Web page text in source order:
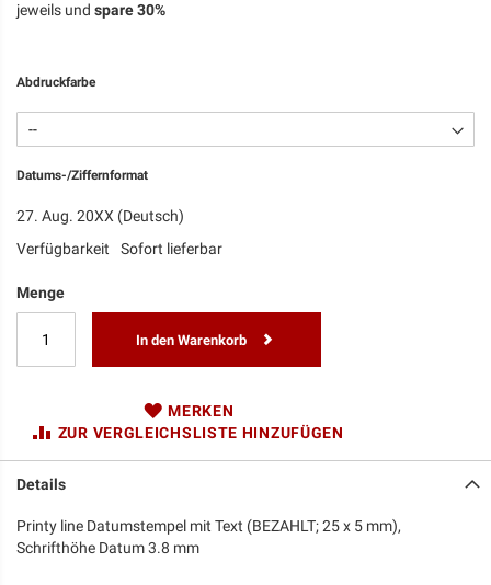
jeweils und spare30%
Abdruckfarbe
Datums-/Ziffernformat
27. Aug. 20XX (Deutsch)
Verfügbarkeit
Sofort lieferbar
Menge
In den Warenkorb
MERKEN
ZUR VERGLEICHSLISTE HINZUFÜGEN
Details
Printy line Datumstempel mit Text (BEZAHLT; 25 x 5 mm),
Schrifthöhe Datum 3.8 mm